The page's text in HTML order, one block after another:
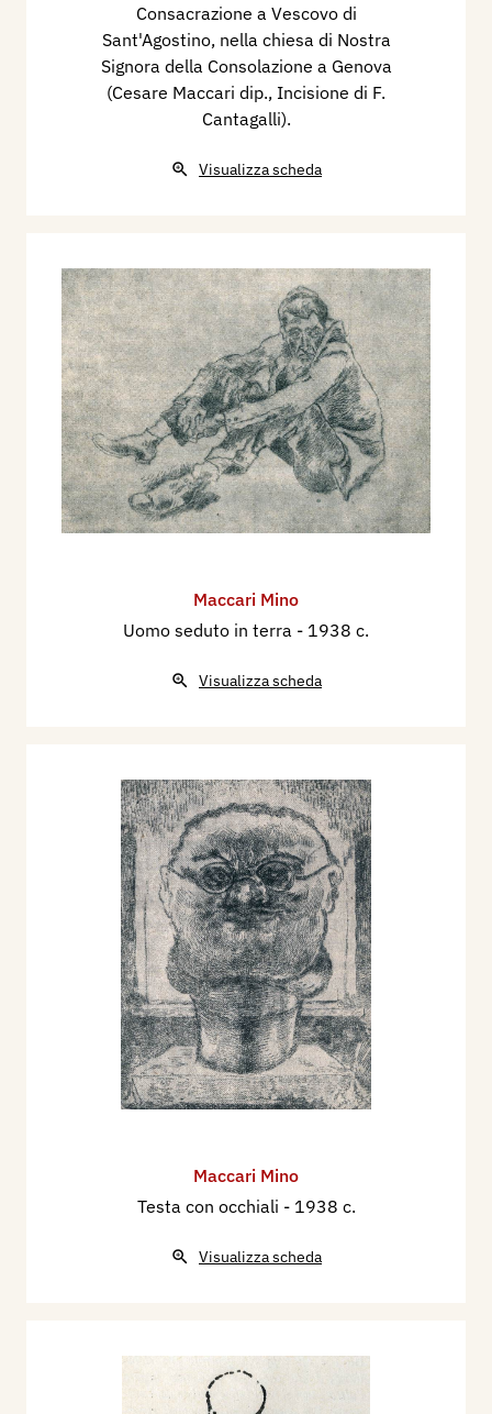
Consacrazione a Vescovo di
Sant'Agostino, nella chiesa di Nostra
Signora della Consolazione a Genova
(Cesare Maccari dip., Incisione di F.
Cantagalli).
Visualizza scheda
Maccari Mino
Uomo seduto in terra - 1938 c.
Visualizza scheda
Maccari Mino
Testa con occhiali - 1938 c.
Visualizza scheda